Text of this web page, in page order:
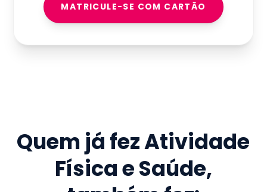
MATRICULE-SE COM CARTÃO
Quem já fezAtividade
Física e Saúde,